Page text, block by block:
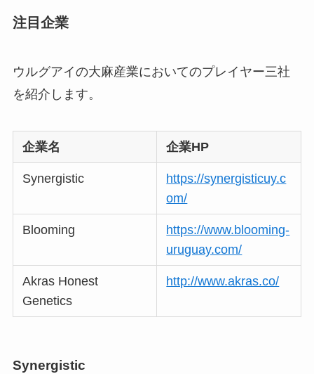
注目企業
ウルグアイの大麻産業においてのプレイヤー三社
を紹介します。
企業名 企業HP
Synergistic
https://synergisticuy.c
om/
Blooming
https://www.blooming-
uruguay.com/
Akras Honest
Genetics
http://www.akras.co/
Synergistic